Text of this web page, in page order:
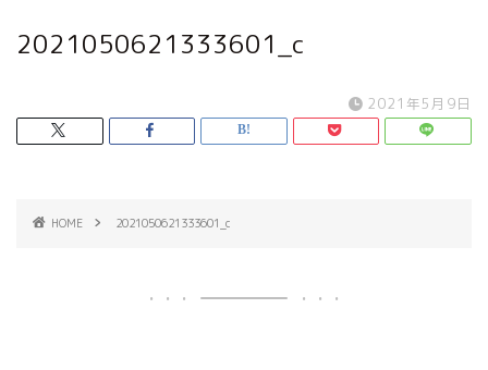
2021050621333601_c
2021年5月9日
HOME 2021050621333601_c